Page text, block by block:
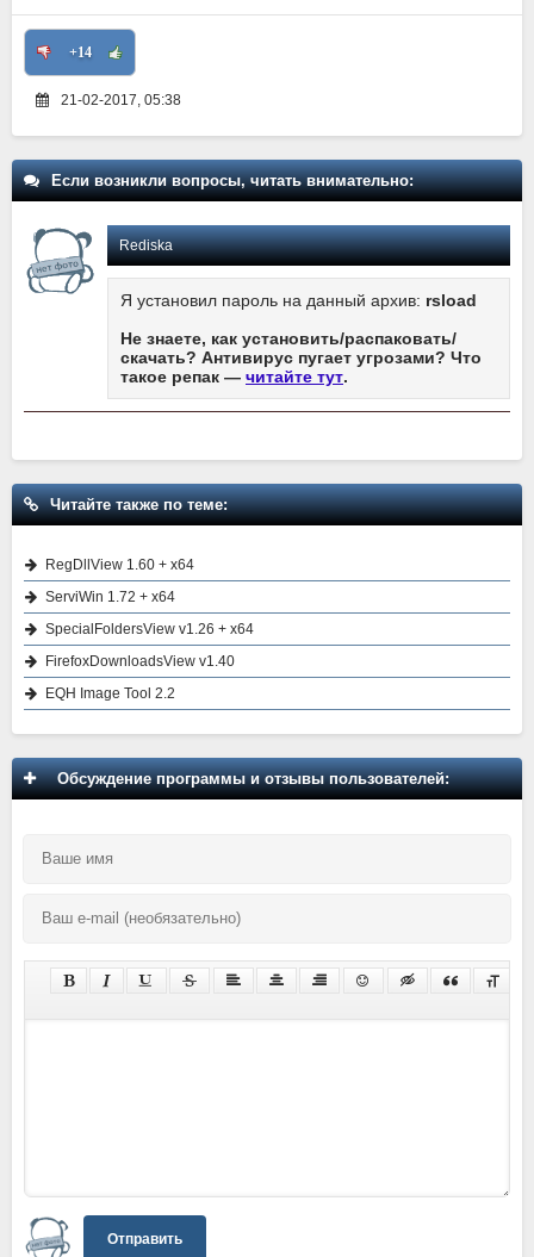
+14
21-02-2017, 05:38
Если возникли вопросы, читать внимательно:
Rediska
Я установил пароль на данный архив: rsload
Не знаете, как установить/распаковать/
скачать? Антивирус пугает угрозами? Что
такое репак — читайте тут.
Читайте также по теме:
RegDllView 1.60 + x64
ServiWin 1.72 + x64
SpecialFoldersView v1.26 + x64
FirefoxDownloadsView v1.40
EQH Image Tool 2.2
Обсуждение программы и отзывы пользователей:
Отправить